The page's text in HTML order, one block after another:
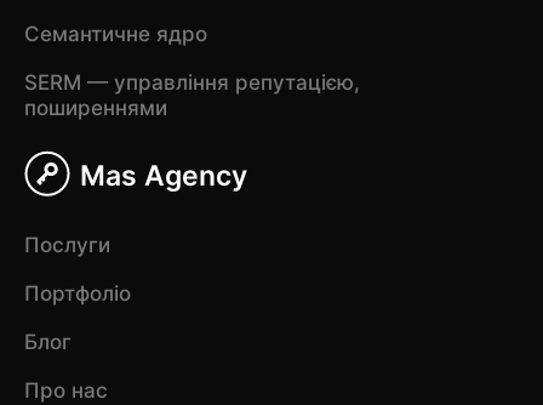
Mas Agency
Послуги
Портфоліо
Блог
Про нас
Семантичне ядро
SERM — управління репутацією,
поширеннями